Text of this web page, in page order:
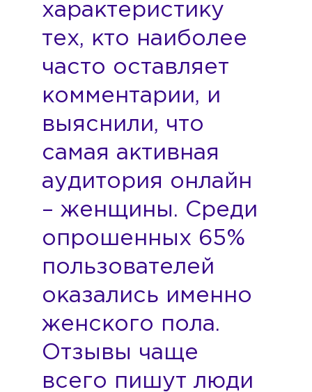
характеристику
тех, кто наиболее
часто оставляет
комментарии, и
выяснили, что
самая активная
аудитория онлайн
– женщины. Среди
опрошенных 65%
пользователей
оказались именно
женского пола.
Отзывы чаще
всего пишут люди